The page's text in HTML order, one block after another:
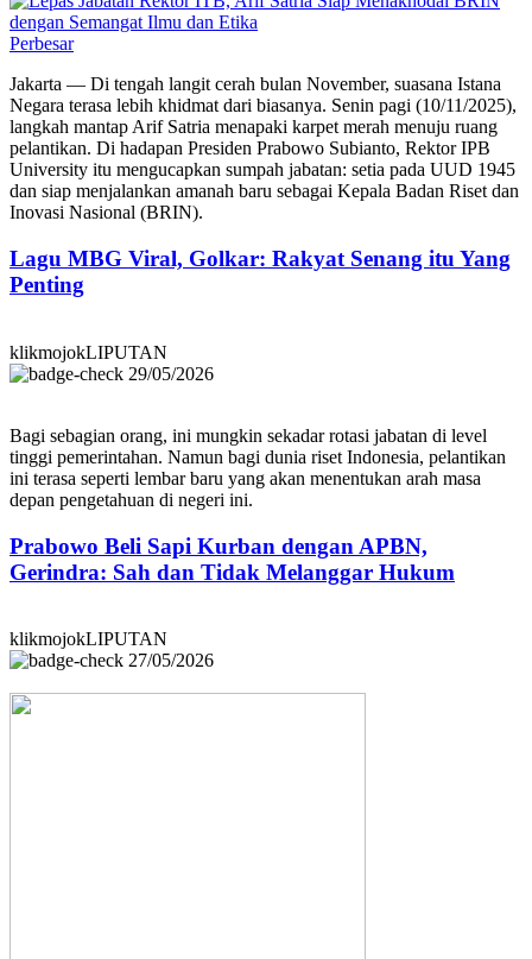
Perbesar
Jakarta — Di tengah langit cerah bulan November, suasana Istana
Negara terasa lebih khidmat dari biasanya. Senin pagi (10/11/2025),
langkah mantap Arif Satria menapaki karpet merah menuju ruang
pelantikan. Di hadapan Presiden Prabowo Subianto, Rektor IPB
University itu mengucapkan sumpah jabatan: setia pada UUD 1945
dan siap menjalankan amanah baru sebagai Kepala Badan Riset dan
Inovasi Nasional (BRIN).
Lagu MBG Viral, Golkar: Rakyat Senang itu Yang
Penting
klikmojokLIPUTAN
29/05/2026
Bagi sebagian orang, ini mungkin sekadar rotasi jabatan di level
tinggi pemerintahan. Namun bagi dunia riset Indonesia, pelantikan
ini terasa seperti lembar baru yang akan menentukan arah masa
depan pengetahuan di negeri ini.
Prabowo Beli Sapi Kurban dengan APBN,
Gerindra: Sah dan Tidak Melanggar Hukum
klikmojokLIPUTAN
27/05/2026